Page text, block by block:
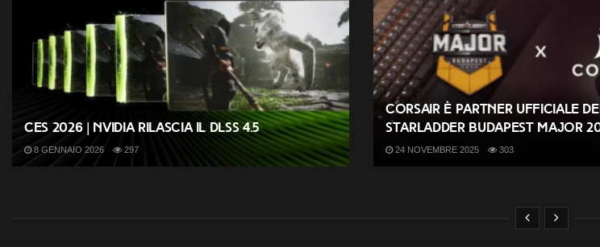
CES 2026 | Nvidia rilascia il DLSS 4.5
8 GENNAIO 2026 297
CORSAIR è partner ufficiale
StarLadder Budapest Major
24 NOVEMBRE 2025 303